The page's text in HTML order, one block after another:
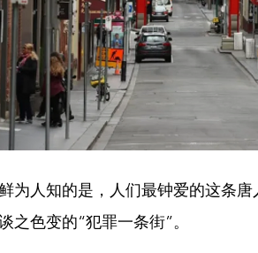
为人知的是，人们最钟爱的这条
之色变的“犯罪一条街”。